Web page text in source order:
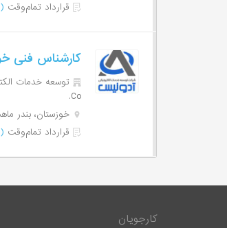
قرارداد تمام‌وقت
کارشناس فنی
Co.
خوزستان، بندر
قرارداد تمام‌وقت
کارجویان